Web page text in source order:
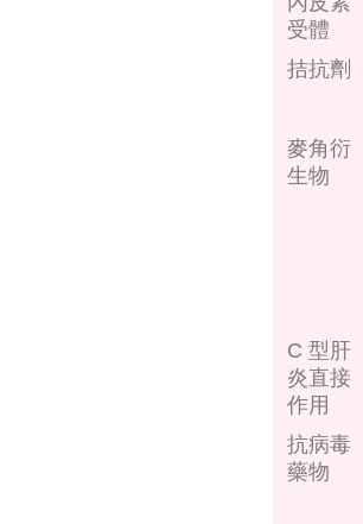
受體
拮抗劑
麥角衍
生物
C 型肝
炎直接
作用
抗病毒
藥物